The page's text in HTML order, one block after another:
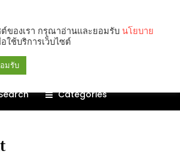
Categories
ต์ของเรา กรุณาอ่านและยอมรับ นโยบาย
อใช้บริการเว็บไซต์
มรับ